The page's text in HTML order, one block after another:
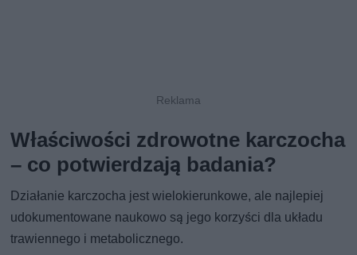
Właściwości zdrowotne karczocha
– co potwierdzają badania?
Działanie karczocha jest wielokierunkowe, ale najlepiej
udokumentowane naukowo są jego korzyści dla układu
trawiennego i metabolicznego.